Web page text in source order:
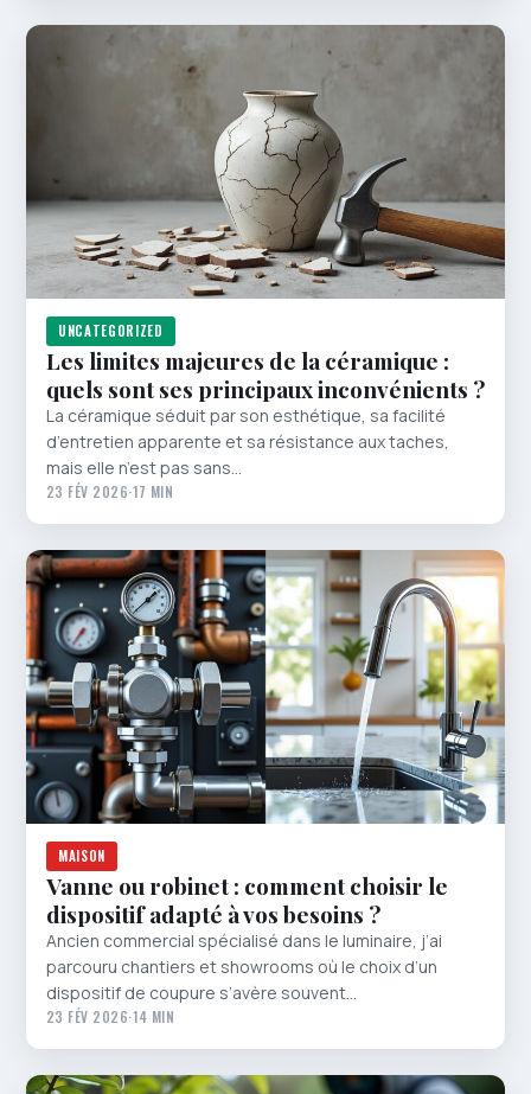
UNCATEGORIZED
Les limites majeures de la céramique :
quels sont ses principaux inconvénients ?
La céramique séduit par son esthétique, sa facilité
d’entretien apparente et sa résistance aux taches,
mais elle n’est pas sans…
23 FÉV 2026·17 MIN
MAISON
Vanne ou robinet : comment choisir le
dispositif adapté à vos besoins ?
Ancien commercial spécialisé dans le luminaire, j’ai
parcouru chantiers et showrooms où le choix d’un
dispositif de coupure s’avère souvent…
23 FÉV 2026·14 MIN